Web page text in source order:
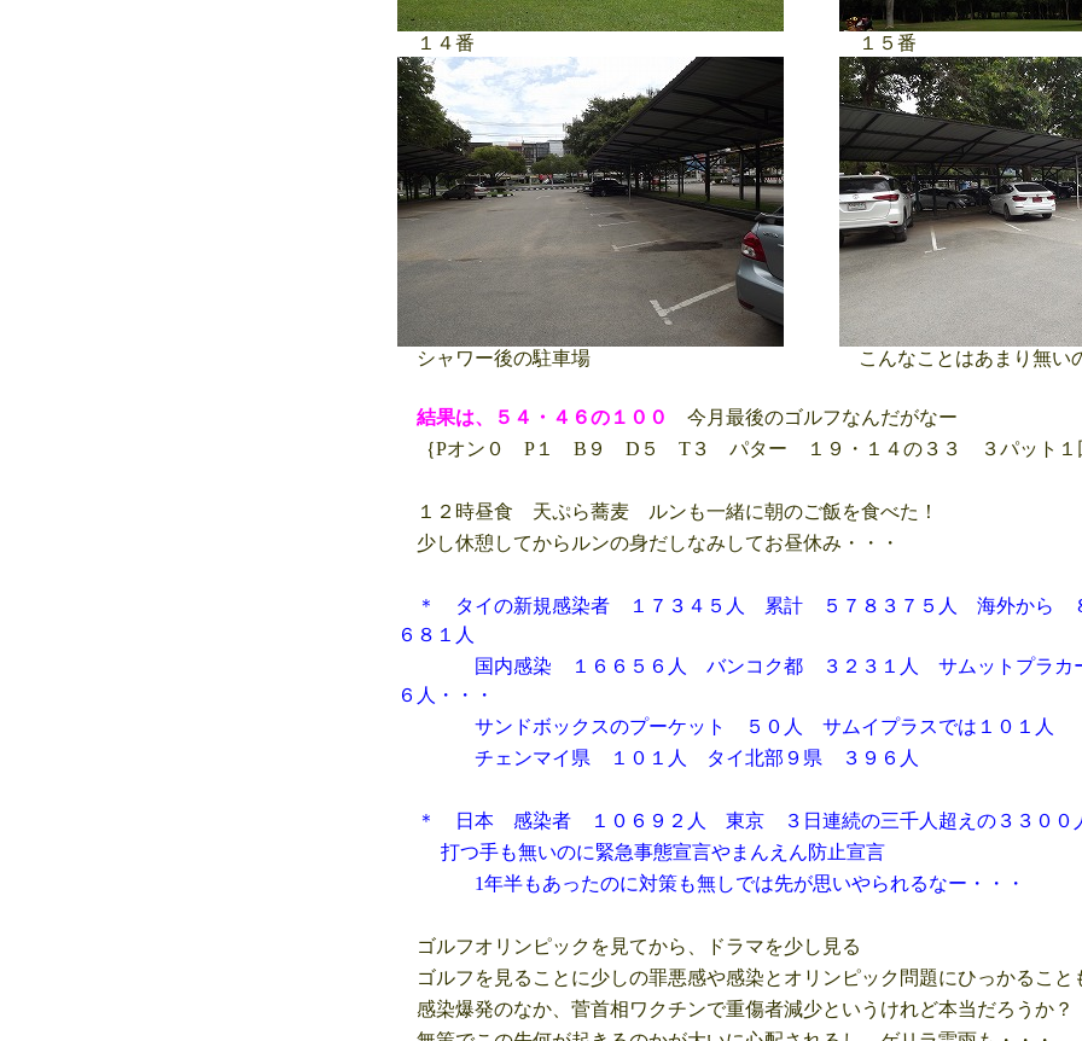
１４番 １５番
シャワー後の駐車場 こんなことはあまり無い
結果は、５４・４６の１００ 今月最後のゴルフなんだがなー
｛Pオン０ P１ B９ D５ T３ パター １９・１４の３３ ３パット１
１２時昼食 天ぷら蕎麦 ルンも一緒に朝のご飯を食べた！
少し休憩してからルンの身だしなみしてお昼休み・・・
＊ タイの新規感染者 １７３４５人 累計 ５７８３７５人 海外か
６８１人
国内感染 １６６５６人 バンコク都 ３２３１人 サムットプラカ
６人・・・
サンドボックスのプーケット ５０人 サムイプラスでは１０１人
チェンマイ県 １０１人 タイ北部９県 ３９６人
＊ 日本 感染者 １０６９２人 東京 ３日連続の三千人超えの３３００
打つ手も無いのに緊急事態宣言やまんえん防止宣言
1年半もあったのに対策も無しでは先が思いやられるなー・・・
ゴルフオリンピックを見てから、ドラマを少し見る
ゴルフを見ることに少しの罪悪感や感染とオリンピック問題にひっかること
感染爆発のなか、菅首相ワクチンで重傷者減少というけれど本当だろうか？